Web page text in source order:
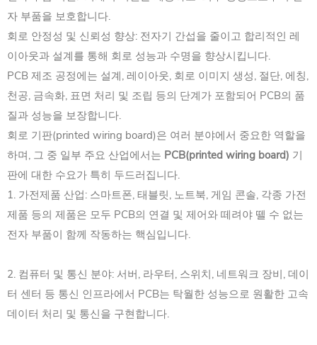
자 부품을 보호합니다. ‌
회로 안정성 및 신뢰성 향상: ‌전자기 간섭을 줄이고 ‌합리적인 레
이아웃과 설계를 통해 회로 성능과 수명을 향상시킵니다. ‌
PCB 제조 공정에는 설계, 레이아웃, 회로 이미지 생성, 절단, 에칭,
천공, 금속화, 표면 처리 및 조립 등의 단계가 포함되어 PCB의 품
질과 성능을 보장합니다.
회로 기판(printed wiring board)은 여러 분야에서 중요한 역할을
하며, 그 중 일부 주요 산업에서는 PCB(printed wiring board) 기
판에 대한 수요가 특히 두드러집니다.
1. 가전제품 산업: 스마트폰, 태블릿, 노트북, 게임 콘솔, 각종 가전
제품 등의 제품은 모두 PCB의 연결 및 제어와 떼려야 뗄 수 없는
전자 부품이 함께 작동하는 핵심입니다.
2. 컴퓨터 및 통신 분야: 서버, 라우터, 스위치, 네트워크 장비, 데이
터 센터 등 통신 인프라에서 PCB는 탁월한 성능으로 원활한 고속
데이터 처리 및 통신을 구현합니다.